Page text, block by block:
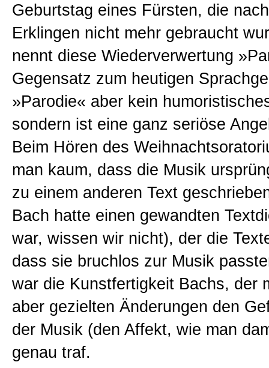
Geburtstag eines Fürsten, die
Erklingen nicht mehr gebraucht
nennt diese Wiederverwertung
Gegensatz zum heutigen
»Parodie« aber kein
sondern ist eine ganz seriöse
Beim Hören des
man kaum, dass die Musik
zu einem anderen Text
Bach hatte einen gewandten
war, wissen wir nicht), der die
dass sie bruchlos zur Musik
war die Kunstfertigkeit Bachs, der
aber gezielten Änderungen den
der Musik (den Affekt, wie man
genau traf.